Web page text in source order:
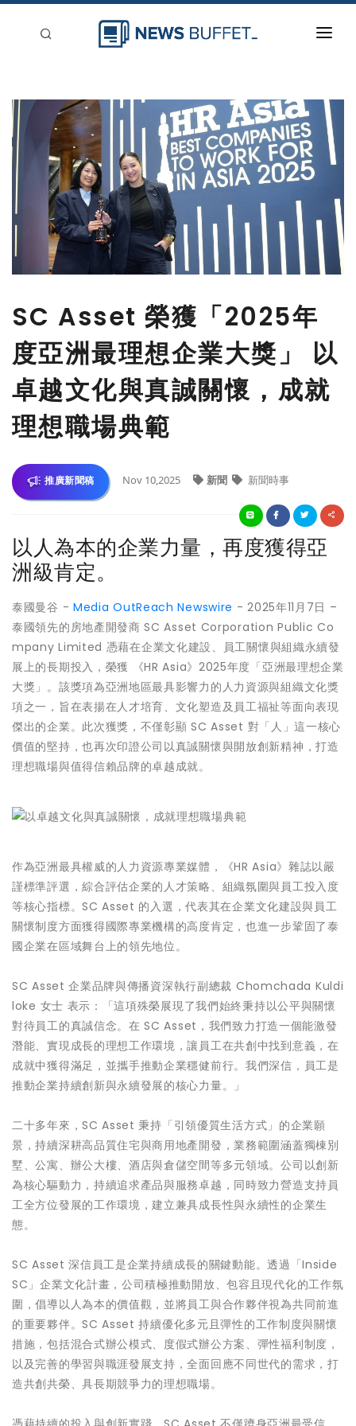
新聞稿分類
登入
刊登
SC Asset 榮獲「2025年
度亞洲最理想企業大獎」 以
卓越文化與真誠關懷，成就
理想職場典範
推廣新聞稿 Nov 10,2025 新聞 新聞時事
以人為本的企業力量，再度獲得亞
洲級肯定。
泰國曼谷 - Media OutReach Newswire - 2025年11月7日 –
泰國領先的房地產開發商 SC Asset Corporation Public Co
mpany Limited 憑藉在企業文化建設、員工關懷與組織永續發
展上的長期投入，榮獲 《HR Asia》2025年度「亞洲最理想企業
大獎」。該獎項為亞洲地區最具影響力的人力資源與組織文化獎
項之一，旨在表揚在人才培育、文化塑造及員工福祉等面向表現
傑出的企業。此次獲獎，不僅彰顯 SC Asset 對「人」這一核心
價值的堅持，也再次印證公司以真誠關懷與開放創新精神，打造
理想職場與值得信賴品牌的卓越成就。
作為亞洲最具權威的人力資源專業媒體，《HR Asia》雜誌以嚴
謹標準評選，綜合評估企業的人才策略、組織氛圍與員工投入度
等核心指標。SC Asset 的入選，代表其在企業文化建設與員工
關懷制度方面獲得國際專業機構的高度肯定，也進一步鞏固了泰
國企業在區域舞台上的領先地位。
SC Asset 企業品牌與傳播資深執行副總裁 Chomchada Kuldi
loke 女士 表示：「這項殊榮展現了我們始終秉持以公平與關懷
對待員工的真誠信念。在 SC Asset，我們致力打造一個能激發
潛能、實現成長的理想工作環境，讓員工在共創中找到意義，在
成就中獲得滿足，並攜手推動企業穩健前行。我們深信，員工是
推動企業持續創新與永續發展的核心力量。」
二十多年來，SC Asset 秉持「引領優質生活方式」的企業願
景，持續深耕高品質住宅與商用地產開發，業務範圍涵蓋獨棟別
墅、公寓、辦公大樓、酒店與倉儲空間等多元領域。公司以創新
為核心驅動力，持續追求產品與服務卓越，同時致力營造支持員
工全方位發展的工作環境，建立兼具成長性與永續性的企業生
態。
SC Asset 深信員工是企業持續成長的關鍵動能。透過「Inside
SC」企業文化計畫，公司積極推動開放、包容且現代化的工作氛
圍，倡導以人為本的價值觀，並將員工與合作夥伴視為共同前進
的重要夥伴。SC Asset 持續優化多元且彈性的工作制度與關懷
措施，包括混合式辦公模式、度假式辦公方案、彈性福利制度，
以及完善的學習與職涯發展支持，全面回應不同世代的需求，打
造共創共榮、具長期競爭力的理想職場。